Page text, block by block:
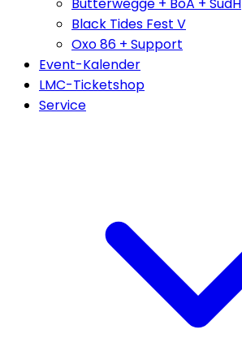
Black Tides Fest V
Oxo 86 + Support
Event-Kalender
LMC-Ticketshop
Service